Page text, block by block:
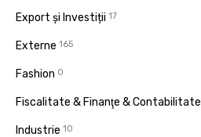
Export și Investiții 17
Externe 165
Fashion 0
Fiscalitate & Finanţe & Contabilitate
Industrie 10